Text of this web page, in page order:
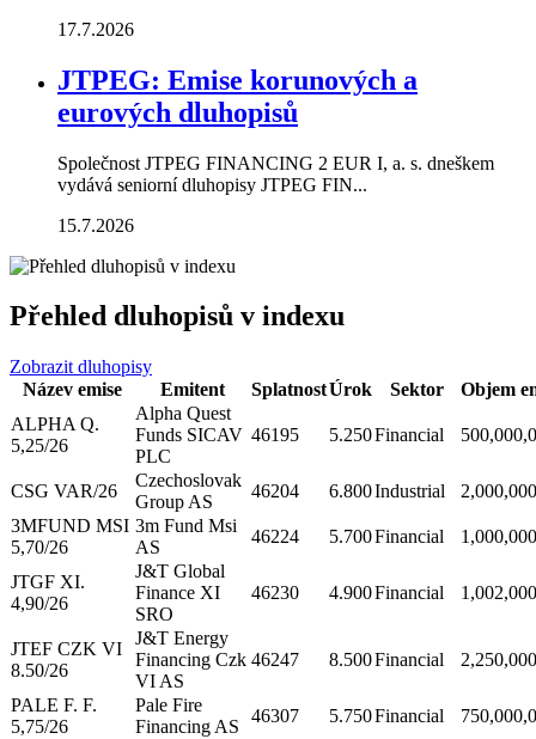
17.7.2026
JTPEG: Emise korunových a
eurových dluhopisů
Společnost JTPEG FINANCING 2 EUR I, a. s. dneškem
vydává seniorní dluhopisy JTPEG FIN...
15.7.2026
Přehled dluhopisů v indexu
Zobrazit dluhopisy
Název emise
Emitent SplatnostÚrok Sektor
Objem
ALPHA Q.
5,25/26
Alpha Quest
Funds SICAV
PLC
46195 5.250Financial
CSG VAR/26
Czechoslovak
Group AS
46204 6.800Industrial
3MFUND MSI
5,70/26
3m Fund Msi
AS
46224 5.700Financial
JTGF XI.
4,90/26
J&T Global
Finance XI
SRO
46230 4.900Financial
JTEF CZK VI
8.50/26
J&T Energy
Financing Czk
VI AS
46247 8.500Financial
PALE F. F.
5,75/26
Pale Fire
Financing AS
46307 5.750Financial